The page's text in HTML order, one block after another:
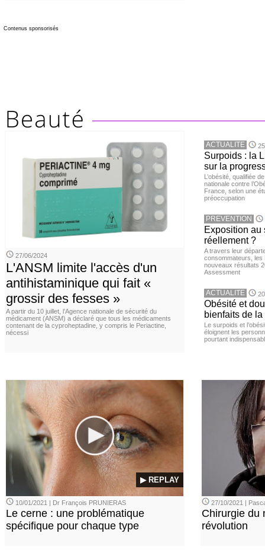
Contenus sponsorisés
27/06/2024
L'ANSM limite l'accès d'un
antihistaminique qui fait «
grossir des fesses »
A partir du 10 juillet, l’Agence nationale de sécurité du
médicament (ANSM) a déclaré que tous les médicaments
contenant de la cyproheptadine, y compris le Periactine,
nécessi
ACTUALITE
Surpoids : la
sur la
L’obésité, qualifiée
nationale contre
France, selon une
préoccupation
PREVENTION
Exposition au
réellement ?
A travers leur
consommateurs, les
nouveaux résultats
Assessment
ACTUALITE
Obésité et
bienfaits de
Le surpoids et
éloignent les
pourtant
▶ REPLAY
10/01/2021 | Dr François PRUNIERAS
Le cerne : une problématique
spécifique pour chaque type
27/10/2021 |
Chirurgie du
révolution